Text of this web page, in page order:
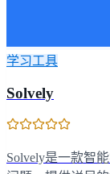
学习工具
Solvely
Solvely是一款智